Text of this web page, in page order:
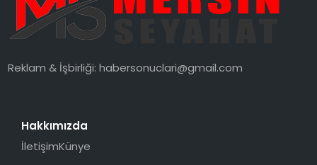
Reklam & İşbirliği:habersonuclari@gmail.com
Hakkımızda
İletişimKünye